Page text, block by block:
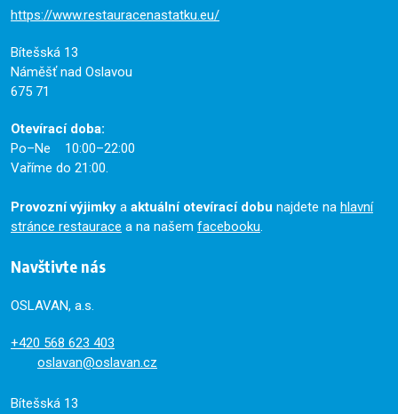
https://www.restauracenastatku.eu/
Bítešská 13
Náměšť nad Oslavou
675 71
Otevírací doba:
Po–Ne 10:00–22:00
Vaříme do 21:00.
Provozní výjimky a aktuální otevírací dobu najdete na hlavní
stránce restaurace a na našem facebooku.
Navštivte nás
OSLAVAN, a.s.
+420 568 623 403
oslavan@oslavan.cz
Bítešská 13